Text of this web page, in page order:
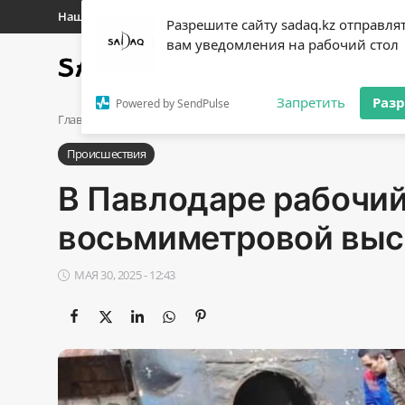
Разрешите сайту sadaq.kz
вам уведомления на рабочий стол
Powered by SendPulse Запретить
Наши контакты
Авторизоваться
Регистр
Наши контакты
Политика
Галерея
Экономика
Главная В Павлодаре рабочий сорвался с
Происшествия
В Павлодаре
восьмиметровой
МАЯ 30, 2025 - 12:43